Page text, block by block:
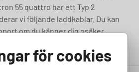
55 quattro har ett Typ 2
vi följande laddkablar. Du kan
om du känner dig osäker.
för cookies